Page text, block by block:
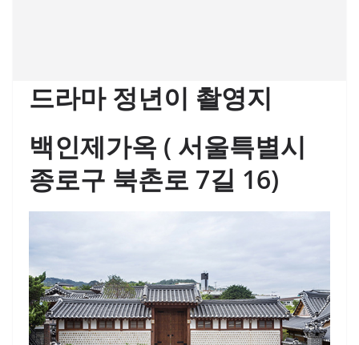
드라마 정년이 촬영지
백인제가옥 ( 서울특별시
종로구 북촌로 7길 16)